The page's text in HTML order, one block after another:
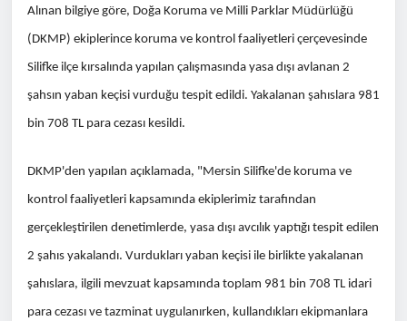
Alınan bilgiye göre, Doğa Koruma ve Milli Parklar Müdürlüğü
(DKMP) ekiplerince koruma ve kontrol faaliyetleri çerçevesinde
Silifke ilçe kırsalında yapılan çalışmasında yasa dışı avlanan 2
şahsın yaban keçisi vurduğu tespit edildi. Yakalanan şahıslara 981
bin 708 TL para cezası kesildi.
DKMP'den yapılan açıklamada, "Mersin Silifke'de koruma ve
kontrol faaliyetleri kapsamında ekiplerimiz tarafından
gerçekleştirilen denetimlerde, yasa dışı avcılık yaptığı tespit edilen
2 şahıs yakalandı. Vurdukları yaban keçisi ile birlikte yakalanan
şahıslara, ilgili mevzuat kapsamında toplam 981 bin 708 TL idari
para cezası ve tazminat uygulanırken, kullandıkları ekipmanlara